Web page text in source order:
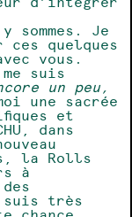
sommes. Je
quelques
vous.
suis
un peu,
une sacrée
et
dans
la Rolls
à
très